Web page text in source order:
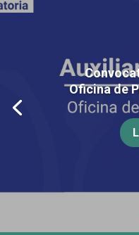
Oficina de